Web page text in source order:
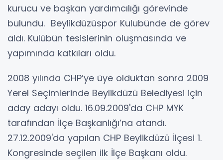
kurucu ve başkan yardımcılığı görevinde
bulundu. Beylikdüzüspor Kulubünde de görev
aldı. Kulübün tesislerinin oluşmasında ve
yapımında katkıları oldu.
2008 yılında CHP’ye üye olduktan sonra 2009
Yerel Seçimlerinde Beylikdüzü Belediyesi için
aday adayı oldu. 16.09.2009'da CHP MYK
tarafından İlçe Başkanlığı’na atandı.
27.12.2009'da yapılan CHP Beylikdüzü İlçesi 1.
Kongresinde seçilen ilk İlçe Başkanı oldu.